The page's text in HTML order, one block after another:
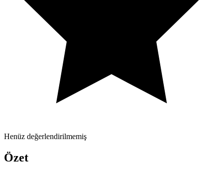
Henüz değerlendirilmemiş
Özet